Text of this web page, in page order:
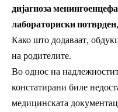
дијагноза
лабораториски
Како што додаваат,
на родителите.
Во однос на
констатирани биле
медицинската